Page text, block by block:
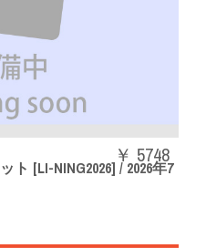
[LI-NING2026] / 2026年7
￥ 5748